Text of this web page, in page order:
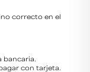
correcto en el
bancaria.
con tarjeta.